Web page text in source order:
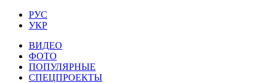
РУС
УКР
ВИДЕО
ФОТО
ПОПУЛЯРНЫЕ
СПЕЦПРОЕКТЫ